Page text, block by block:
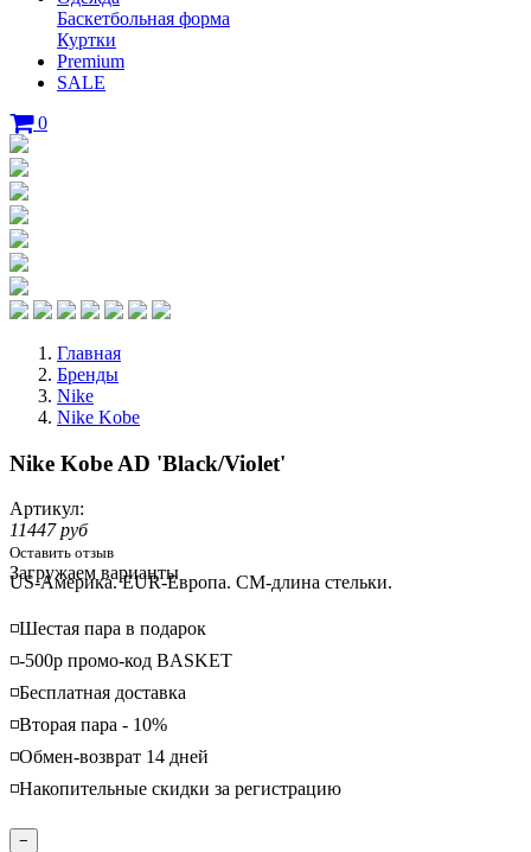
Баскетбольная форма
Куртки
Premium
SALE
0
Главная
Бренды
Nike
Nike Kobe
Nike Kobe AD 'Black/Violet'
Артикул:
11447 руб
Оставить отзыв
Loading...
Загружаем варианты
US-Америка. EUR-Европа. CM-длина стельки.
◽️Шестая пара в подарок
◽️-500р промо-код BASKET
◽️Бесплатная доставка
◽️Вторая пара - 10%
◽️Обмен-возврат 14 дней
◽️Накопительные скидки за регистрацию
−